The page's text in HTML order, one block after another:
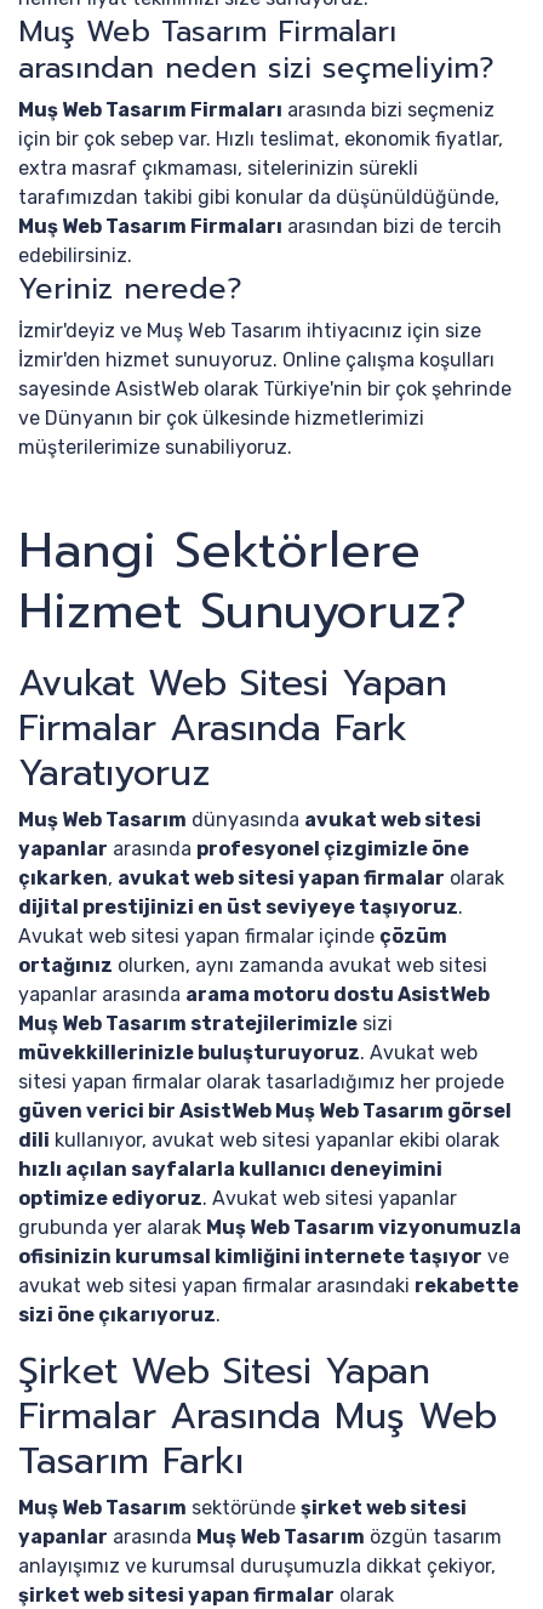
Muş Web Tasarım Firmaları
arasından neden sizi seçmeliyim?
Muş Web Tasarım Firmaları arasında bizi seçmeniz
için bir çok sebep var. Hızlı teslimat, ekonomik fiyatlar,
extra masraf çıkmaması, sitelerinizin sürekli
tarafımızdan takibi gibi konular da düşünüldüğünde,
Muş Web Tasarım Firmaları arasından bizi de tercih
edebilirsiniz.
Yeriniz nerede?
İzmir'deyiz ve Muş Web Tasarım ihtiyacınız için size
İzmir'den hizmet sunuyoruz. Online çalışma koşulları
sayesinde AsistWeb olarak Türkiye'nin bir çok şehrinde
ve Dünyanın bir çok ülkesinde hizmetlerimizi
müşterilerimize sunabiliyoruz.
Hangi Sektörlere
Hizmet Sunuyoruz?
Avukat Web Sitesi Yapan
Firmalar Arasında Fark
Yaratıyoruz
Muş Web Tasarım dünyasında avukat web sitesi
yapanlar arasında profesyonel çizgimizle öne
çıkarken, avukat web sitesi yapan firmalar olarak
dijital prestijinizi en üst seviyeye taşıyoruz.
Avukat web sitesi yapan firmalar içinde çözüm
ortağınız olurken, aynı zamanda avukat web sitesi
yapanlar arasında arama motoru dostu AsistWeb
Muş Web Tasarım stratejilerimizle sizi
müvekkillerinizle buluşturuyoruz. Avukat web
sitesi yapan firmalar olarak tasarladığımız her projede
güven verici bir AsistWeb Muş Web Tasarım görsel
dili kullanıyor, avukat web sitesi yapanlar ekibi olarak
hızlı açılan sayfalarla kullanıcı deneyimini
optimize ediyoruz. Avukat web sitesi yapanlar
grubunda yer alarak Muş Web Tasarım vizyonumuzla
ofisinizin kurumsal kimliğini internete taşıyor ve
avukat web sitesi yapan firmalar arasındaki rekabette
sizi öne çıkarıyoruz.
Şirket Web Sitesi Yapan
Firmalar Arasında Muş Web
Tasarım Farkı
Muş Web Tasarım sektöründe şirket web sitesi
yapanlar arasında Muş Web Tasarım özgün tasarım
anlayışımız ve kurumsal duruşumuzla dikkat çekiyor,
şirket web sitesi yapan firmalar olarak